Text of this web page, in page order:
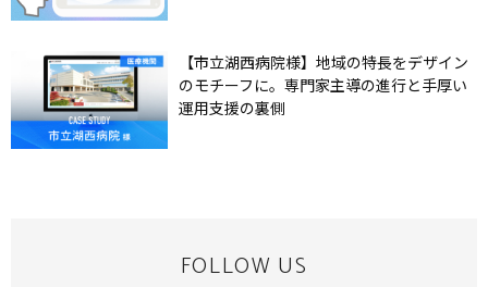
【市立湖西病院様】地域の特長をデザイン
のモチーフに。専門家主導の進行と手厚い
運用支援の裏側
FOLLOW US